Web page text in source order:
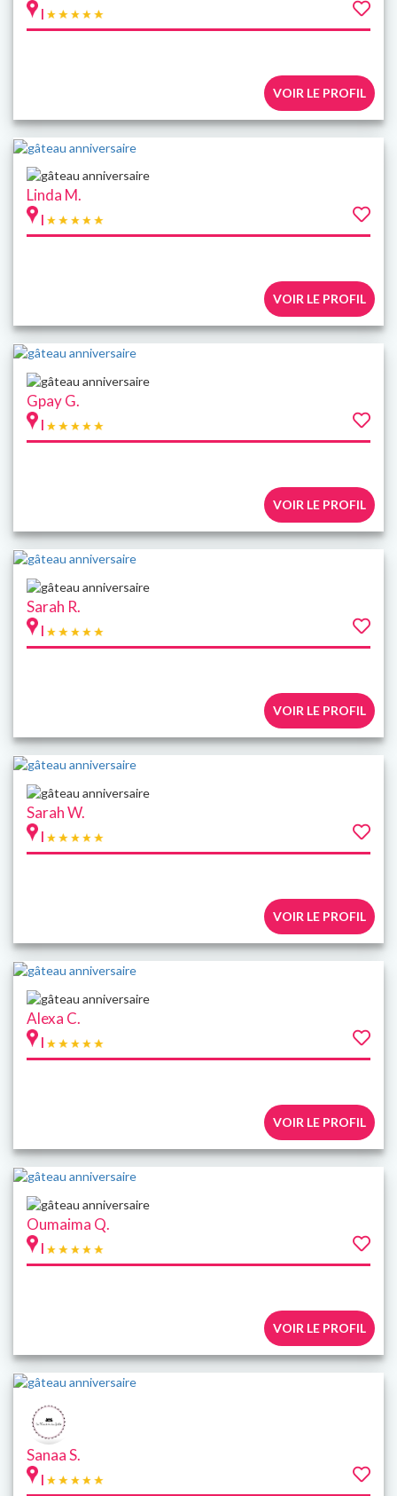
|
VOIR LE PROFIL
Linda M.
|
VOIR LE PROFIL
Gpay G.
|
VOIR LE PROFIL
Sarah R.
|
VOIR LE PROFIL
Sarah W.
|
VOIR LE PROFIL
Alexa C.
|
VOIR LE PROFIL
Oumaima Q.
|
VOIR LE PROFIL
Sanaa S.
|